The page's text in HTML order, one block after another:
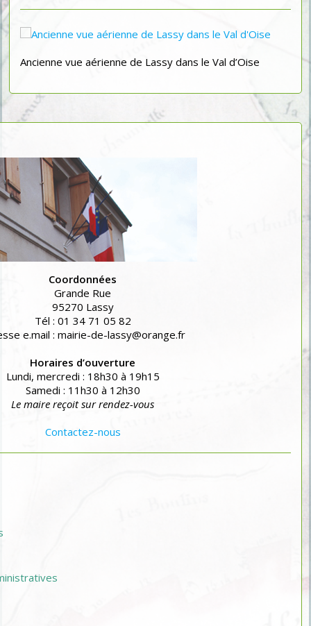
Ancienne vue aérienne de Lassy dans le Val d’Oise
Coordonnées
Grande Rue
95270 Lassy
Tél : 01 34 71 05 82
e.mail : mairie-de-lassy@orange.fr
Horaires d’ouverture
Lundi, mercredi : 18h30 à 19h15
Samedi : 11h30 à 12h30
Le maire reçoit sur rendez-vous
Contactez-nous